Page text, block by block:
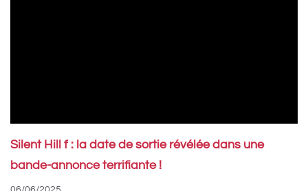
Silent Hill f : la date de sortie révélée dans une
bande-annonce terrifiante !